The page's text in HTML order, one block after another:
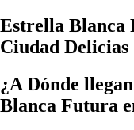
Estrella Blanca
Ciudad Delicias
¿A Dónde
Blanca Futura